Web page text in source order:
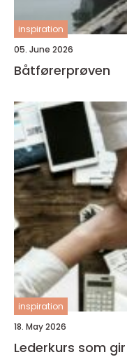
inspiration
05. June 2026
Båtførerprøven
inspiration
18. May 2026
Lederkurs som